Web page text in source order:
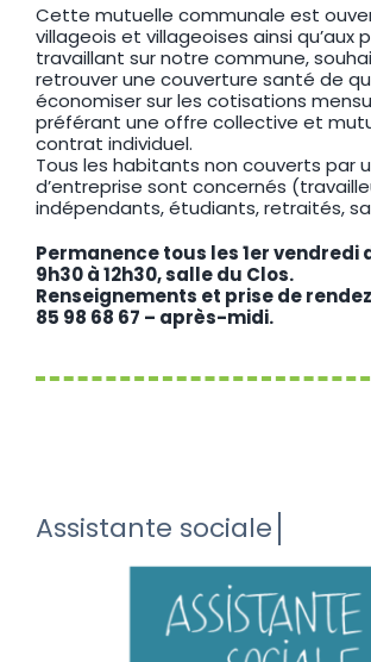
Cette mutuelle communale est
villageois et villageoises ainsi qu’aux
travaillant sur notre commune,
retrouver une couverture santé de
économiser sur les cotisations
préférant une offre collective et
contrat individuel.
Tous les habitants non couverts par
d’entreprise sont concernés
indépendants, étudiants, retraités,
Permanence tous les 1er vendredi
9h30 à 12h30, salle du Clos.
Renseignements et prise de
85 98 68 67 – après-midi.